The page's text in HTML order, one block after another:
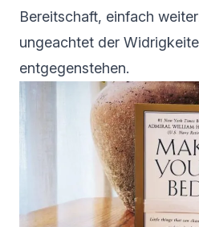
Bereitschaft, einfach
ungeachtet der
entgegenstehen.